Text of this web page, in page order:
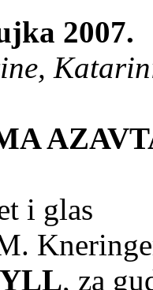
2007.
i glas
, za